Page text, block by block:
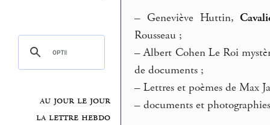
au jour le jour
la lettre hebdo
– Geneviève Huttin,
Rousseau ;
–Albert Cohen Le Roi
de documents ;
– Lettres et poèmes de Max
– documents et